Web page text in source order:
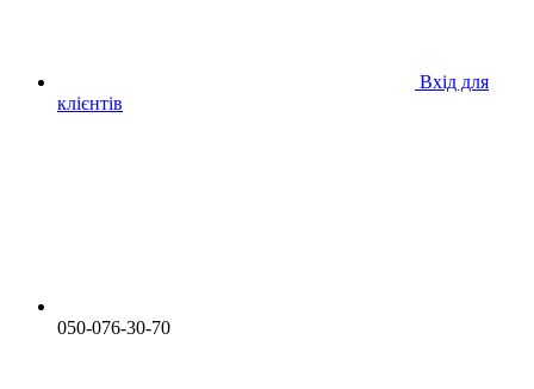
Вхід для
клієнтів
050-076-30-70